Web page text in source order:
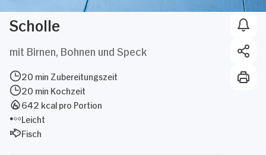
Scholle
mit Birnen, Bohnen und Speck
20 min Zubereitungszeit
20 min Kochzeit
642 kcal pro Portion
Leicht
Fisch